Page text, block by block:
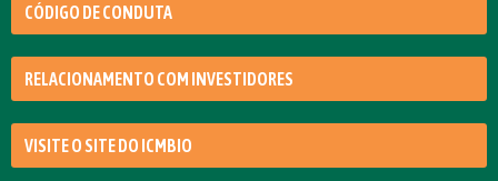
CÓDIGO DE CONDUTA
RELACIONAMENTO COM INVESTIDORES
VISITE O SITE DO ICMBIO